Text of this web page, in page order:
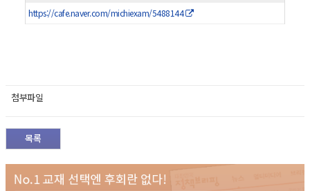
https://cafe.naver.com/michiexam/5488144
첨부파일
목록